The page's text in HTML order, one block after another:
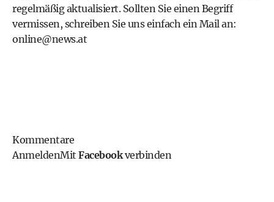
regelmäßig aktualisiert. Sollten Sie einen Begriff
vermissen, schreiben Sie uns einfach ein Mail an:
online@news.at
Kommentare
AnmeldenMit Facebookverbinden